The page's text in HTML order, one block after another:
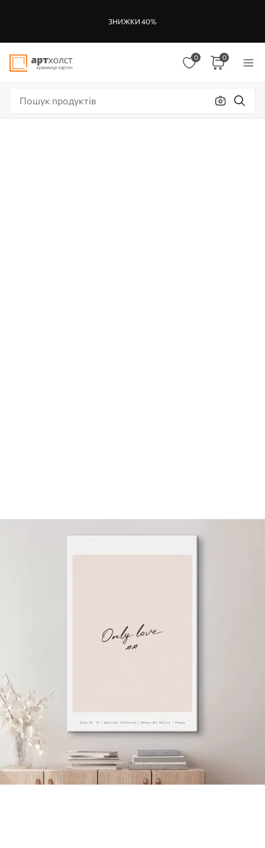
ЗНИЖКИ 40%
0 0